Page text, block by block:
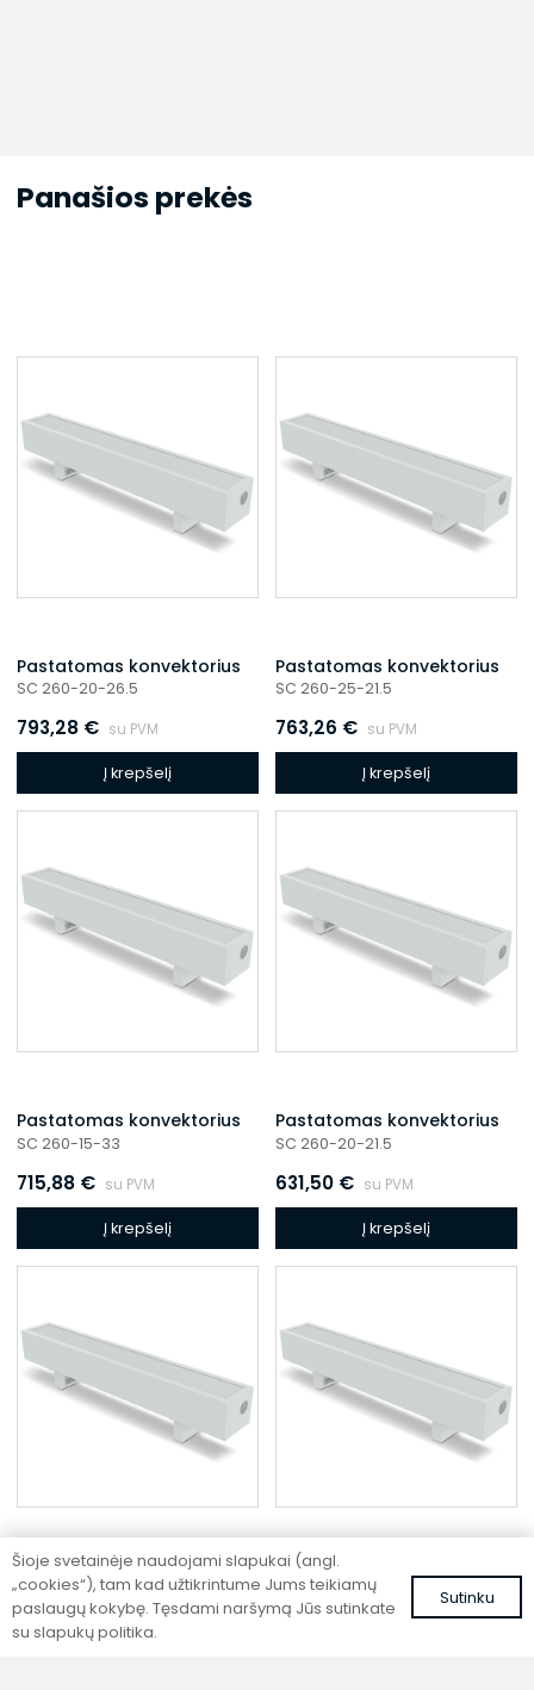
Panašios prekės
Pastatomas konvektorius
SC 260-20-26.5
793,28 € su PVM
Į krepšelį
Pastatomas konvektorius
SC 260-25-21.5
763,26 € su PVM
Į krepšelį
Pastatomas konvektorius
SC 260-15-33
715,88 € su PVM
Į krepšelį
Pastatomas konvektorius
SC 260-20-21.5
631,50 € su PVM
Į krepšelį
Pastatomas konvektorius
SC 260-25-14.5
567,50€ su PVM
Pastatomas konvektorius
SC 260-15-21.5
Šioje svetainėje naudojami slapukai (angl.
„cookies“), tam kad užtikrintume Jums teikiamų
paslaugų kokybę. Tęsdami naršymą Jūs sutinkate
su slapukų politika.
Sutinku